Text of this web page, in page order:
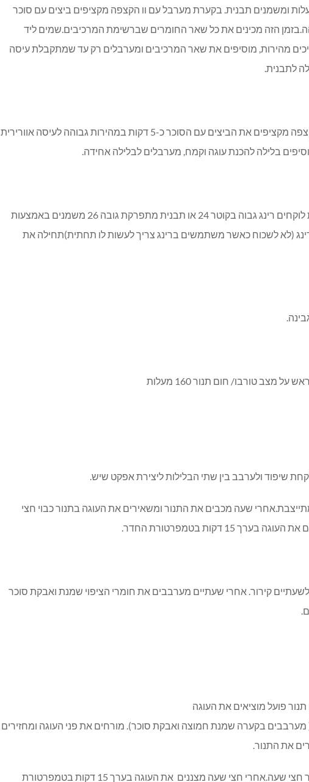
תנור ל-160 מעלות ומשמנים תבנית. בקערת מערבל עם וו הקצפה מקציפים ביצים עם סוכר
הזה מכינים את כל שאר החומרים שברשימת המרכיבים.שמים ליד
ואז מ1מנמיכים מהירות, מוסיפים את שאר המרכיבים ומערבלים רק עד שמתקבלת עיסה
לתבנית.
2. בקערת מערבל עם וו הקצפה מקציפים את הביצים עם הסוכר כ-5 דקות במהירות גבוהה לעיסה אוורירית
בלילה להכנת עוגה וקמח, מערבלים לבלילה אחידה.
אחרי שהכנו את 2 הבלילות לוקחים רינג גבוה בקוטר 24 או תבנית מתפרקת גובה 26 משמנים באמצעות
(לא לשכוח כאשר משתמשים ברינג צריך לעשות לו תחתית)תחילה את
מצב טורבו/ חום תנור 160 מעלות
שיפוד ולערבב בין שתי הבלילות ליצירת אפקט שיש.
שעה מכבים את התנור ומשאירים את העוגה בתנור כבוי חצי
15 דקות בטמפרטורת החדר.
קירור. אחרי שעתיים מערבבים את חומרי הציפוי שמנת ואבקת סוכר
פועל מוציאים את העוגה
מערבבים בקערה שמנת חמוצה ואבקת סוכר). מורחים את פני העוגה ומחזירים
ומשאירים את העוגה בתנור חצי שעה.אחרי חצי שעה מצננים את העוגה בערך 15 דקות בטמפרטורת